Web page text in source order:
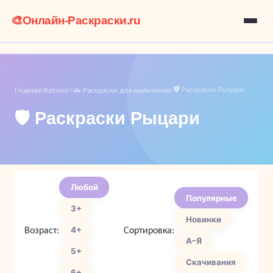
🎨Онлайн-Раскраски.ru
Главная›Каталог›🚗 Раскраски для мальчиков›🛡️ Раскраски Рыцари
🛡️ Раскраски Рыцари
Возраст:
Любой
3+
4+
5+
Сортировка:
Популярные
Новинки
А–Я
Скачивания